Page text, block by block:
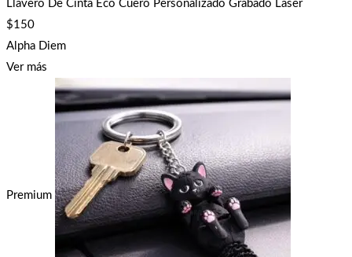
Llavero De Cinta Eco Cuero Personalizado Grabado Laser
$150
Alpha Diem
Ver más
Premium